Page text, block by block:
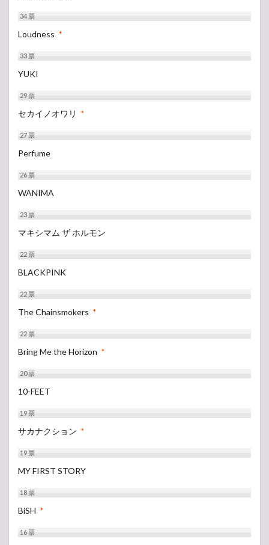
34票
Loudness *
33票
YUKI
29票
セカイノオワリ *
27票
Perfume
26票
WANIMA
23票
マキシマム ザ ホルモン
22票
BLACKPINK
22票
The Chainsmokers *
22票
Bring Me the Horizon *
20票
10-FEET
19票
サカナクション *
19票
MY FIRST STORY
18票
BiSH *
16票